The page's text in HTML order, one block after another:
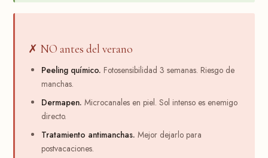
✗ NO antes del verano
Peeling químico. Fotosensibilidad 3 semanas. Riesgo de
manchas.
Dermapen. Microcanales en piel. Sol intenso es enemigo
directo.
Tratamiento antimanchas. Mejor dejarlo para
postvacaciones.